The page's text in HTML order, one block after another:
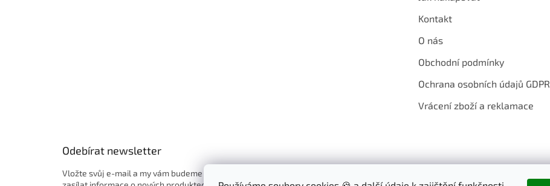
Kontakt
O nás
Obchodní podmínky
Ochrana osobních údajů GDPR
Vrácení zboží a reklamace
Odebírat newsletter
Vložte svůj e-mail a my vám budeme